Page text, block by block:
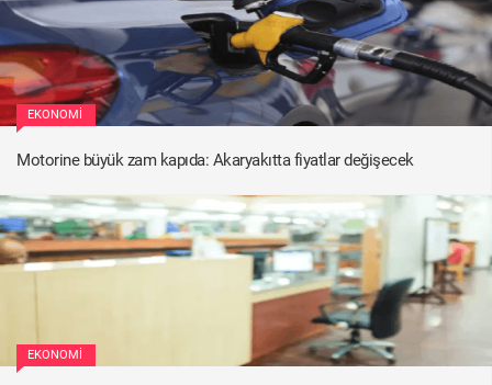
EKONOMI
Motorine büyük zam kapıda: Akaryakıtta fiyatlar değişecek
EKONOMI